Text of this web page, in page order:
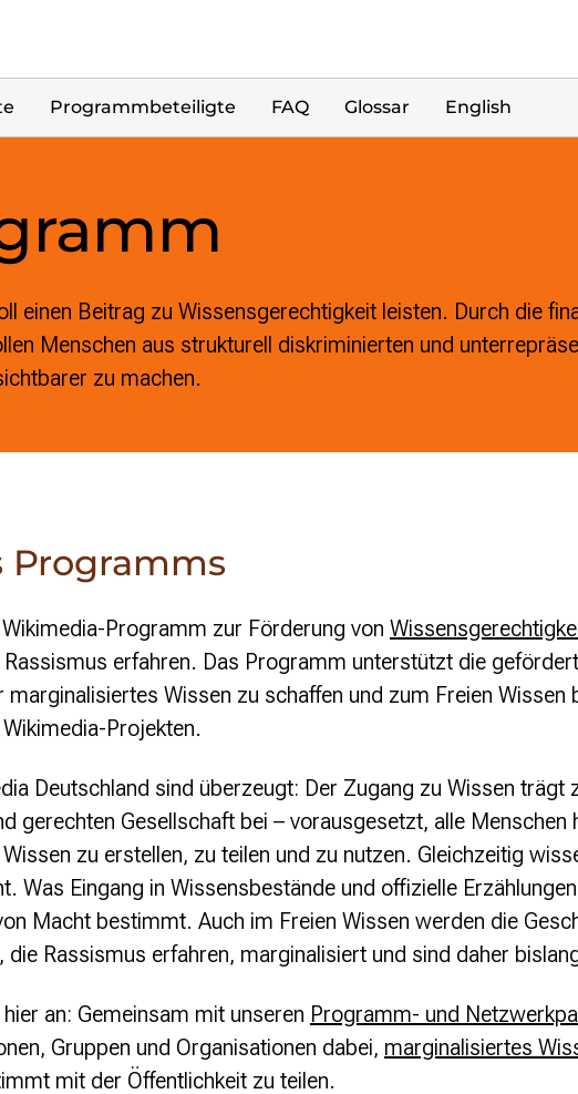
Programmbeteiligte FAQ Glossar English
einen Beitrag zu Wissensgerechtigkeit leisten. Durch die
Menschen aus strukturell diskriminierten und
zu machen.
Programms
Wikimedia-Programm zur Förderung von
Rassismus erfahren. Das Programm unterstützt die
marginalisiertes Wissen zu schaffen und zum Freien Wissen
Projekten.
Deutschland sind überzeugt: Der Zugang zu Wissen trägt
gerechten Gesellschaft bei – vorausgesetzt, alle Menschen
zu erstellen, zu teilen und zu nutzen. Gleichzeitig
Was Eingang in Wissensbestände und offizielle
Macht bestimmt. Auch im Freien Wissen werden die
die Rassismus erfahren, marginalisiert und sind daher
an: Gemeinsam mit unseren Programm- und
Gruppen und Organisationen dabei, marginalisiertes
mit der Öffentlichkeit zu teilen.